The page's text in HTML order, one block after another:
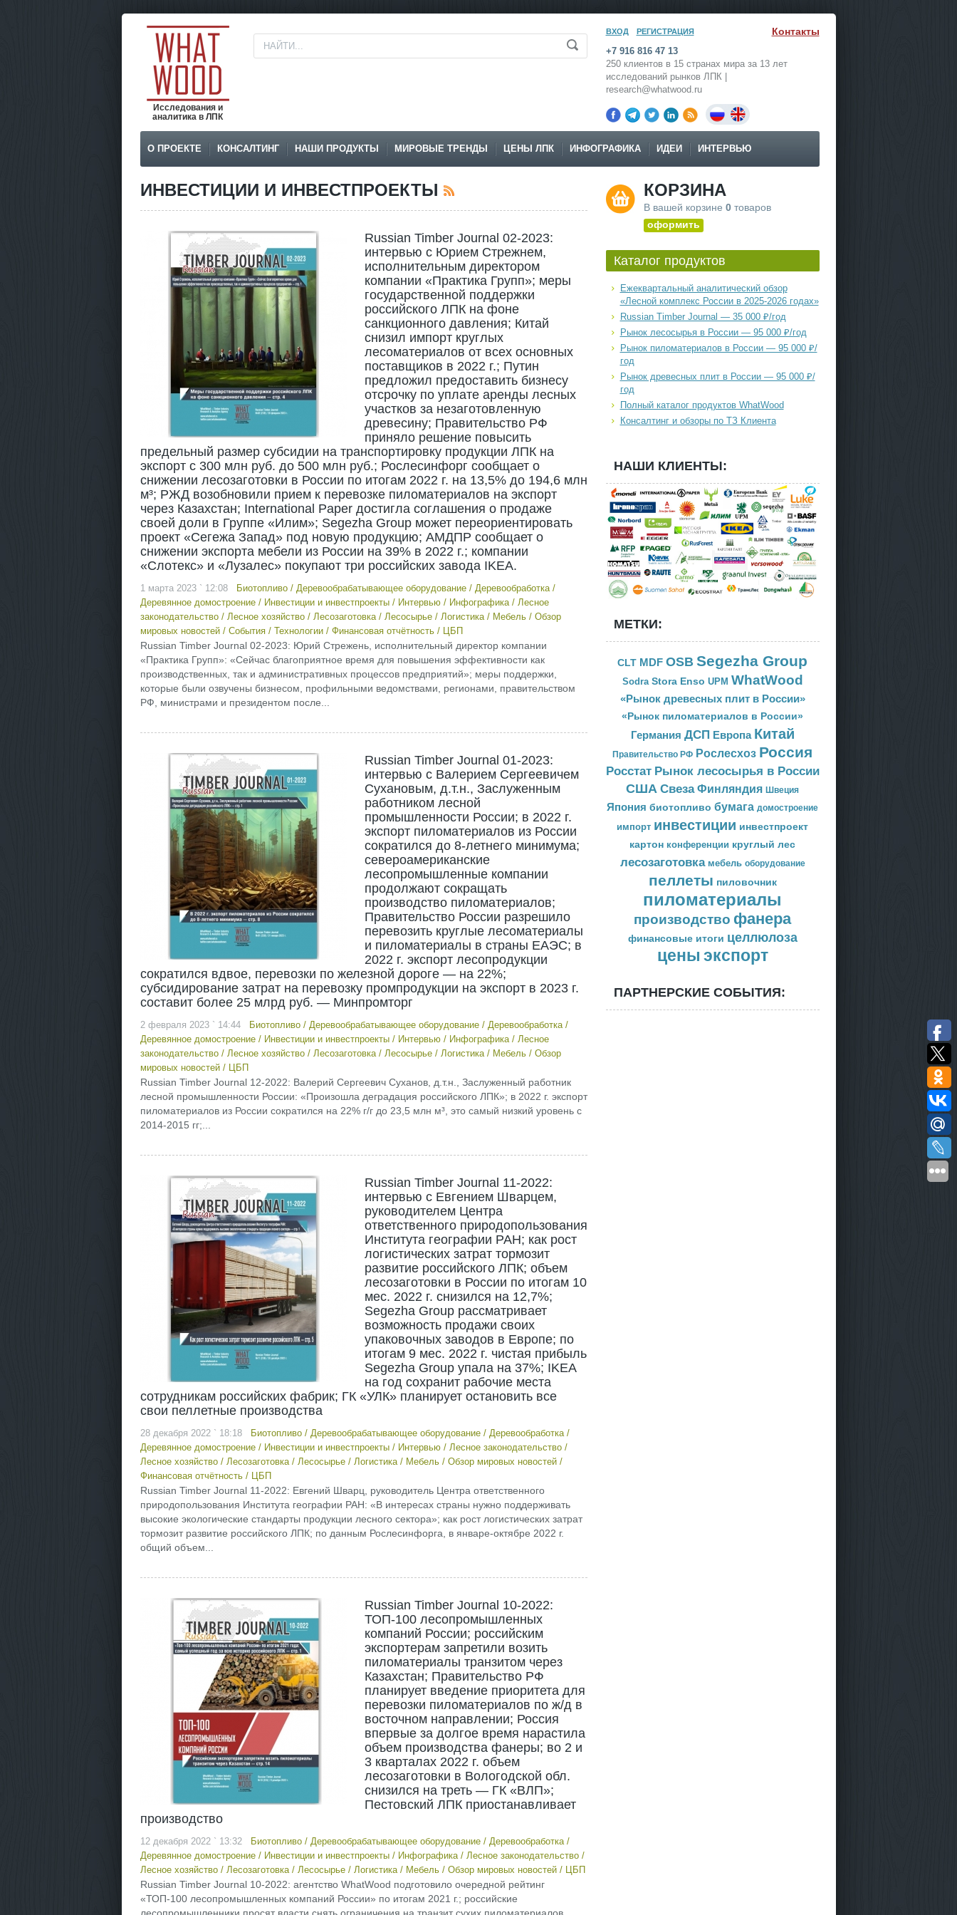
Исследования и
аналитика в ЛПК
ВХОД РЕГИСТРАЦИЯ Контакты
+7 916 816 47 13
250 клиентов в 15 странах мира за 13 лет
исследований рынков ЛПК |
research@whatwood.ru
О ПРОЕКТЕ КОНСАЛТИНГ НАШИ ПРОДУКТЫ МИРОВЫЕ ТРЕНДЫ ЦЕНЫ ЛПК ИНФОГРАФИКА ИДЕИ ИНТЕРВЬЮ
ИНВЕСТИЦИИ И ИНВЕСТПРОЕКТЫ
Russian Timber Journal 02-2023:
интервью с Юрием Стрежнем,
исполнительным директором
компании «Практика Групп»; меры
государственной поддержки
российского ЛПК на фоне
санкционного давления; Китай
снизил импорт круглых
лесоматериалов от всех основных
поставщиков в 2022 г.; Путин
предложил предоставить бизнесу
отсрочку по уплате аренды лесных
участков за незаготовленную
древесину; Правительство РФ
приняло решение повысить
предельный размер субсидии на транспортировку продукции ЛПК на
экспорт с 300 млн руб. до 500 млн руб.; Рослесинфорг сообщает о
снижении лесозаготовки в России по итогам 2022 г. на 13,5% до 194,6 млн
м³; РЖД возобновили прием к перевозке пиломатериалов на экспорт
через Казахстан; International Paper достигла соглашения о продаже
своей доли в Группе «Илим»; Segezha Group может переориентировать
проект «Сегежа Запад» под новую продукцию; АМДПР сообщает о
снижении экспорта мебели из России на 39% в 2022 г.; компании
«Слотекс» и «Лузалес» покупают три российских завода IKEA.
1 марта 2023 ` 12:08 Биотопливо/ Деревообрабатывающее оборудование/ Деревообработка/
Деревянное домостроение/ Инвестиции и инвестпроекты/ Интервью/ Инфографика/ Лесное
законодательство/ Лесное хозяйство/ Лесозаготовка/ Лесосырье/ Логистика/ Мебель/ Обзор
мировых новостей/ События/ Технологии/ Финансовая отчётность/ ЦБП
Russian Timber Journal 02-2023: Юрий Стрежень, исполнительный директор компании
«Практика Групп»: «Сейчас благоприятное время для повышения эффективности как
производственных, так и административных процессов предприятий»; меры поддержки,
которые были озвучены бизнесом, профильными ведомствами, регионами, правительством
РФ, министрами и президентом после...
Russian Timber Journal 01-2023:
интервью с Валерием Сергеевичем
Сухановым, д.т.н., Заслуженным
работником лесной
промышленности России; в 2022 г.
экспорт пиломатериалов из России
сократился до 8-летнего минимума;
североамериканские
лесопромышленные компании
продолжают сокращать
производство пиломатериалов;
Правительство России разрешило
перевозить круглые лесоматериалы
и пиломатериалы в страны ЕАЭС; в
2022 г. экспорт лесопродукции
сократился вдвое, перевозки по железной дороге — на 22%;
субсидирование затрат на перевозку промпродукции на экспорт в 2023 г.
составит более 25 млрд руб. — Минпромторг
2 февраля 2023 ` 14:44 Биотопливо/ Деревообрабатывающее оборудование/ Деревообработка/
Деревянное домостроение/ Инвестиции и инвестпроекты/ Интервью/ Инфографика/ Лесное
законодательство/ Лесное хозяйство/ Лесозаготовка/ Лесосырье/ Логистика/ Мебель/ Обзор
мировых новостей/ ЦБП
Russian Timber Journal 12-2022: Валерий Сергеевич Суханов, д.т.н., Заслуженный работник
лесной промышленности России: «Произошла деградация российского ЛПК»; в 2022 г. экспорт
пиломатериалов из России сократился на 22% г/г до 23,5 млн м³, это самый низкий уровень с
2014-2015 гг;...
Russian Timber Journal 11-2022:
интервью с Евгением Шварцем,
руководителем Центра
ответственного природопользования
Института географии РАН; как рост
логистических затрат тормозит
развитие российского ЛПК; объем
лесозаготовки в России по итогам 10
мес. 2022 г. снизился на 12,7%;
Segezha Group рассматривает
возможность продажи своих
упаковочных заводов в Европе; по
итогам 9 мес. 2022 г. чистая прибыль
Segezha Group упала на 37%; IKEA
на год сохранит рабочие места
сотрудникам российских фабрик; ГК «УЛК» планирует остановить все
свои пеллетные производства
28 декабря 2022 ` 18:18 Биотопливо/ Деревообрабатывающее оборудование/ Деревообработка/
Деревянное домостроение/ Инвестиции и инвестпроекты/ Интервью/ Лесное законодательство/
Лесное хозяйство/ Лесозаготовка/ Лесосырье/ Логистика/ Мебель/ Обзор мировых новостей/
Финансовая отчётность/ ЦБП
Russian Timber Journal 11-2022: Евгений Шварц, руководитель Центра ответственного
природопользования Института географии РАН: «В интересах страны нужно поддерживать
высокие экологические стандарты продукции лесного сектора»; как рост логистических затрат
тормозит развитие российского ЛПК; по данным Рослесинфорга, в январе-октябре 2022 г.
общий объем...
Russian Timber Journal 10-2022:
ТОП-100 лесопромышленных
компаний России; российским
экспортерам запретили возить
пиломатериалы транзитом через
Казахстан; Правительство РФ
планирует введение приоритета для
перевозки пиломатериалов по ж/д в
восточном направлении; Россия
впервые за долгое время нарастила
объем производства фанеры; во 2 и
3 кварталах 2022 г. объем
лесозаготовки в Вологодской обл.
снизился на треть — ГК «ВЛП»;
Пестовский ЛПК приостанавливает
производство
12 декабря 2022 ` 13:32 Биотопливо/ Деревообрабатывающее оборудование/ Деревообработка/
Деревянное домостроение/ Инвестиции и инвестпроекты/ Инфографика/ Лесное законодательство/
Лесное хозяйство/ Лесозаготовка/ Лесосырье/ Логистика/ Мебель/ Обзор мировых новостей/ ЦБП
Russian Timber Journal 10-2022: агентство WhatWood подготовило очередной рейтинг
«ТОП-100 лесопромышленных компаний России» по итогам 2021 г.; российские
КОРЗИНА
В вашей корзине 0товаров
оформить
Каталог продуктов
Ежеквартальный аналитический обзор
«Лесной комплекс России в 2025-2026 годах»
Russian Timber Journal — 35 000 ₽/год
Рынок лесосырья в России — 95 000 ₽/год
Рынок пиломатериалов в России — 95 000 ₽/
год
Рынок древесных плит в России — 95 000 ₽/
год
Полный каталог продуктов WhatWood
Консалтинг и обзоры по ТЗ Клиента
НАШИ КЛИЕНТЫ:
МЕТКИ:
CLT MDF OSB Segezha Group
Sodra Stora Enso UPM WhatWood
«Рынок древесных плит в России»
«Рынок пиломатериалов в России»
Германия ДСП Европа Китай
Правительство РФ Рослесхоз Россия
Росстат Рынок лесосырья в России
США Свеза Финляндия Швеция
Япония биотопливо бумага домостроение
импорт инвестиции инвестпроект
картон конференции круглый лес
лесозаготовка мебель оборудование
пеллеты пиловочник
пиломатериалы
производство фанера
финансовые итоги целлюлоза
цены экспорт
ПАРТНЕРСКИЕ СОБЫТИЯ: